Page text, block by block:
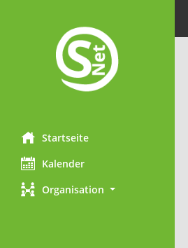
Startseite
Kalender
Organisation